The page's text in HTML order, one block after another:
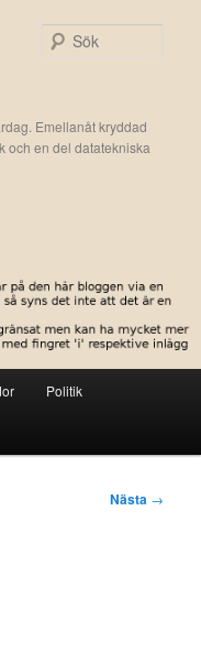
Emellanåt kryddad
och en del datatekniska
Politik
Nästa →